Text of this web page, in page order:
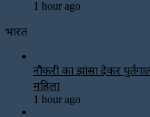
1 hour ago
भारत
नौकरी का झांसा देकर
महिला
1 hour ago